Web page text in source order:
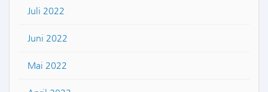
Juli 2022
Juni 2022
Mai 2022